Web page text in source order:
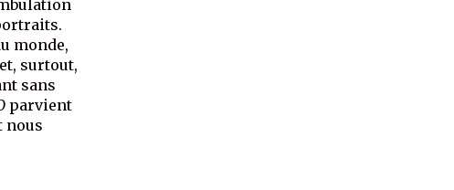
monde,
surtout,
sans
parvient
nous